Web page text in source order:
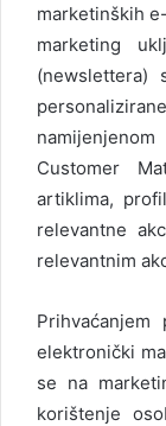
marketinških
marketing
(newslettera)
Customer
artiklima,
relevantne
relevantnim
elektronički
se na
korištenje